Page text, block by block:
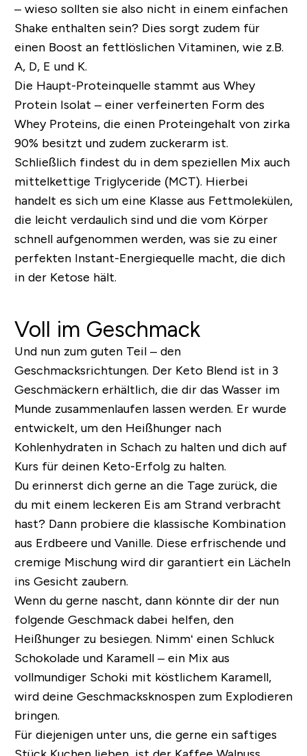
– wieso sollten sie also nicht in einem einfachen
Shake enthalten sein? Dies sorgt zudem für
einen Boost an fettlöslichen Vitaminen, wie z.B.
A, D, E und K.
Die Haupt-Proteinquelle stammt aus Whey
Protein Isolat – einer verfeinerten Form des
Whey Proteins, die einen Proteingehalt von zirka
90% besitzt und zudem zuckerarm ist.
Schließlich findest du in dem speziellen Mix auch
mittelkettige Triglyceride (MCT). Hierbei
handelt es sich um eine Klasse aus Fettmolekülen,
die leicht verdaulich sind und die vom Körper
schnell aufgenommen werden, was sie zu einer
perfekten Instant-Energiequelle macht, die dich
in der Ketose hält.
Voll im Geschmack
Und nun zum guten Teil – den
Geschmacksrichtungen. Der Keto Blend ist in 3
Geschmäckern erhältlich, die dir das Wasser im
Munde zusammenlaufen lassen werden. Er wurde
entwickelt, um den Heißhunger nach
Kohlenhydraten in Schach zu halten und dich auf
Kurs für deinen Keto-Erfolg zu halten.
Du erinnerst dich gerne an die Tage zurück, die
du mit einem leckeren Eis am Strand verbracht
hast? Dann probiere die klassische Kombination
aus Erdbeere und Vanille. Diese erfrischende und
cremige Mischung wird dir garantiert ein Lächeln
ins Gesicht zaubern.
Wenn du gerne nascht, dann könnte dir der nun
folgende Geschmack dabei helfen, den
Heißhunger zu besiegen. Nimm‘ einen Schluck
Schokolade und Karamell – ein Mix aus
vollmundiger Schoki mit köstlichem Karamell,
wird deine Geschmacksknospen zum Explodieren
bringen.
Für diejenigen unter uns, die gerne ein saftiges